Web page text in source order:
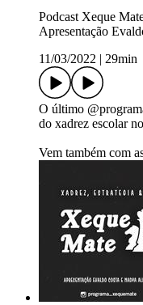
Podcast Xeque
Apresentação
11/03/2022
29min
O último
do xadrez escolar
Vem também com